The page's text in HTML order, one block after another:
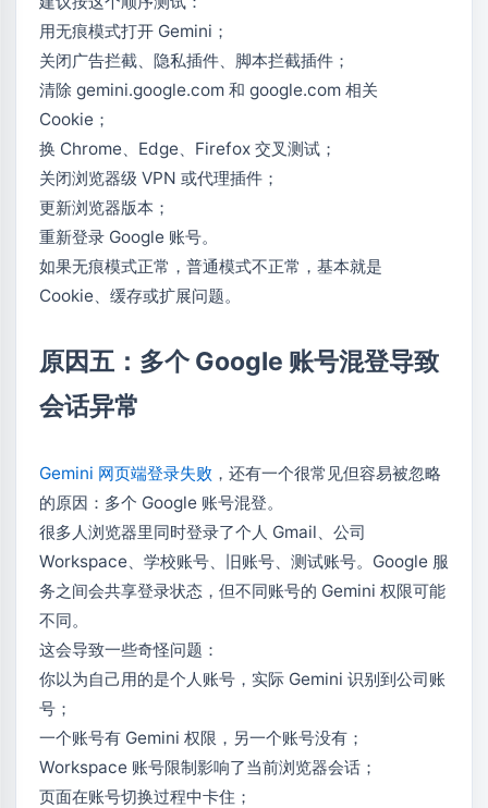
用无痕模式打开 Gemini；
关闭广告拦截、隐私插件、脚本拦截插件；
清除 gemini.google.com 和 google.com 相关
Cookie；
换 Chrome、Edge、Firefox 交叉测试；
关闭浏览器级 VPN 或代理插件；
更新浏览器版本；
重新登录 Google 账号。
如果无痕模式正常，普通模式不正常，基本就是
Cookie、缓存或扩展问题。
原因五：多个 Google 账号混登导致
会话异常
Gemini 网页端登录失败 ，还有一个很常见但容易被忽略
的原因：多个 Google 账号混登。
很多人浏览器里同时登录了个人 Gmail、公司
Workspace、学校账号、旧账号、测试账号。Google 服
务之间会共享登录状态，但不同账号的 Gemini 权限可能
不同。
这会导致一些奇怪问题：
你以为自己用的是个人账号，实际 Gemini 识别到公司账
号；
一个账号有 Gemini 权限，另一个账号没有；
Workspace 账号限制影响了当前浏览器会话；
页面在账号切换过程中卡住；